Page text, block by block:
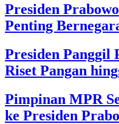
Presiden
Penting
Presiden Panggil
Riset Pangan
Pimpinan MPR
ke Presiden